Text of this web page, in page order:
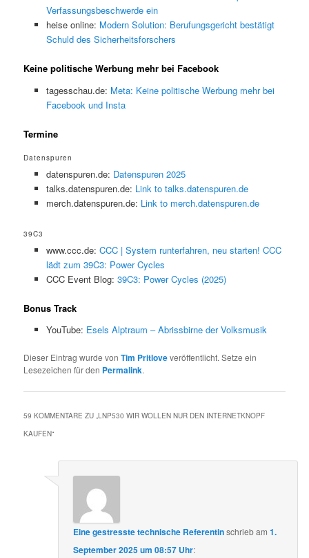
Verfassungsbeschwerde ein
heise online: Modern Solution: Berufungsgericht bestätigt
Schuld des Sicherheitsforschers
Keine politische Werbung mehr bei Facebook
tagesschau.de: Meta: Keine politische Werbung mehr bei
Facebook und Insta
Termine
Datenspuren
datenspuren.de: Datenspuren 2025
talks.datenspuren.de: Link to talks.datenspuren.de
merch.datenspuren.de: Link to merch.datenspuren.de
39C3
www.ccc.de: CCC | System runterfahren, neu starten! CCC
lädt zum 39C3: Power Cycles
CCC Event Blog: 39C3: Power Cycles (2025)
Bonus Track
YouTube: Esels Alptraum – Abrissbirne der Volksmusik
Dieser Eintrag wurde vonTim Pritloveveröffentlicht. Setze ein
Lesezeichen für den Permalink.
59 KOMMENTARE ZU „LNP530 WIR WOLLEN NUR DEN INTERNETKNOPF
KAUFEN“
Eine gestresste technische Referentinschriebam1.
September 2025 um 08:57 Uhr: